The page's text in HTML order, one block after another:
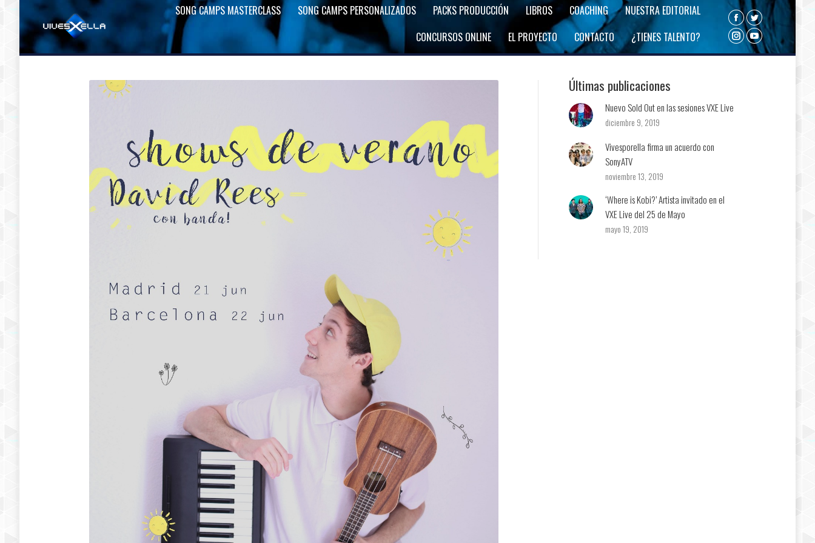
SONG CAMPS MASTERCLASS SONG CAMPS PERSONALIZADOS PACKS PRODUCCIÓN LIBROS COACHING
NUESTRA EDITORIAL
CONCURSOS ONLINE
EL PROYECTO CONTACTO ¿TIENES TALENTO?
Facebook
Twitter
Instagram
YouTube
Últimas publicaciones
Nuevo Sold Out en las sesiones VXE Live
diciembre 9, 2019
Vivesporella firma un acuerdo con
SonyATV
noviembre 13, 2019
‘Where is Kobi?’ Artista invitado en el
VXE Live del 25 de Mayo
mayo 19, 2019